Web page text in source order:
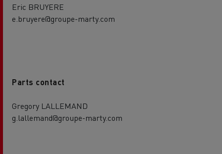
Eric BRUYERE
e.bruyere@groupe-marty.com
Parts contact
Gregory LALLEMAND
g.lallemand@groupe-marty.com